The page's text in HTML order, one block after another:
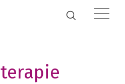
terapie